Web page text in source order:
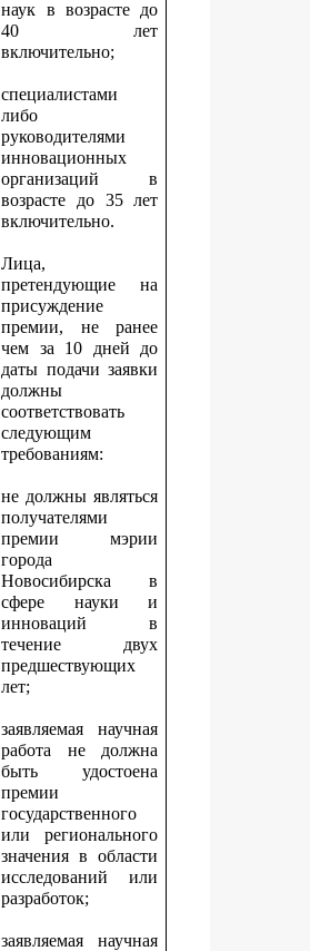
наук в возрасте до
40 лет
включительно;
специалистами
либо
руководителями
инновационных
организаций в
возрасте до 35 лет
включительно.
Лица,
претендующие на
присуждение
премии, не ранее
чем за 10 дней до
даты подачи заявки
должны
соответствовать
следующим
требованиям:
не должны являться
получателями
премии мэрии
города
Новосибирска в
сфере науки и
инноваций в
течение двух
предшествующих
лет;
заявляемая научная
работа не должна
быть удостоена
премии
государственного
или регионального
значения в области
исследований или
разработок;
заявляемая научная